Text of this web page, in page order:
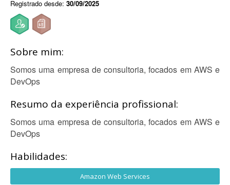
Registrado desde: 30/09/2025
Sobre mim:
Somos uma empresa de consultoria, focados em AWS e
DevOps
Resumo da experiência profissional:
Somos uma empresa de consultoria, focados em AWS e
DevOps
Habilidades:
Amazon Web Services